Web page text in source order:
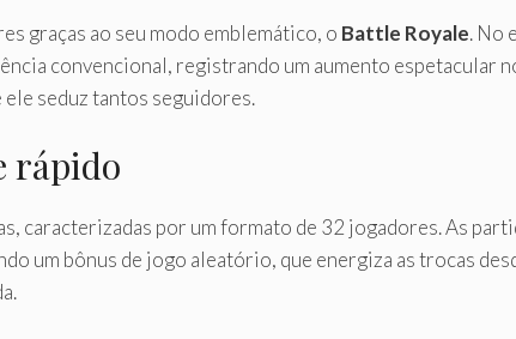
graças ao seu modo emblemático, o Battle Royale. No
convencional, registrando um aumento espetacular
seduz tantos seguidores.
rápido
caracterizadas por um formato de 32 jogadores. As
um bônus de jogo aleatório, que energiza as trocas